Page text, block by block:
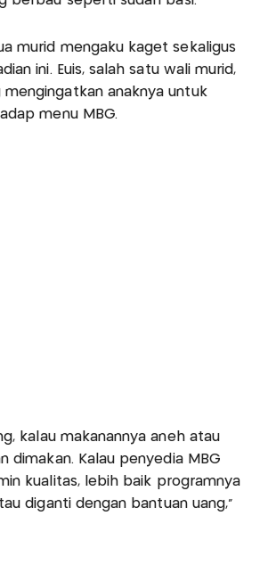
murid mengaku kaget sekaligus
ini. Euis, salah satu wali murid,
anaknya untuk
menu MBG.
kalau makanannya aneh atau
dimakan. Kalau penyedia MBG
kualitas, lebih baik programnya
diganti dengan bantuan uang,”